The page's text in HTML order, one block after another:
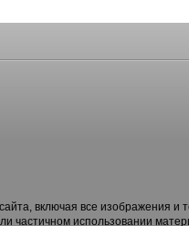
включая все изображения и
частичном использовании